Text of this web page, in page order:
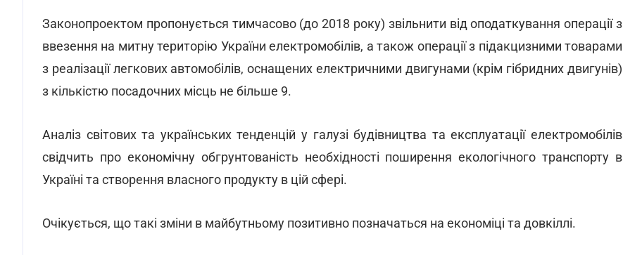
Законопроектом пропонується тимчасово (до 2018 року) звільнити від оподаткування операції з
ввезення на митну територію України електромобілів, а також операції з підакцизними товарами
з реалізації легкових автомобілів, оснащених електричними двигунами (крім гібридних двигунів)
з кількістю посадочних місць не більше 9.
Аналіз світових та українських тенденцій у галузі будівництва та експлуатації електромобілів
свідчить про економічну обгрунтованість необхідності поширення екологічного транспорту в
Україні та створення власного продукту в цій сфері.
Очікується, що такі зміни в майбутньому позитивно позначаться на економіці та довкіллі.